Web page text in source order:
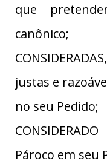
que
canônico;
justas e
no seu Pedido;
Pároco em seu